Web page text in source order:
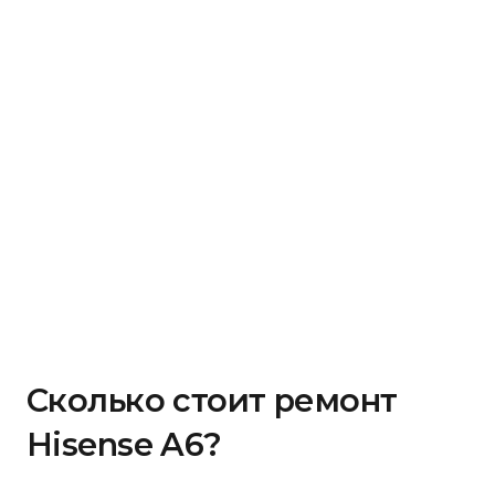
Сколько стоит ремонт
Hisense A6?